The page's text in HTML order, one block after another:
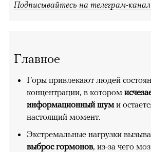
Подписывайтесь на телеграм-
Главное
Горы привлекают людей
концентрации, в котором
информационный шум и
настоящий момент.
Экстремальные нагрузки
выброс гормонов, из-за чего